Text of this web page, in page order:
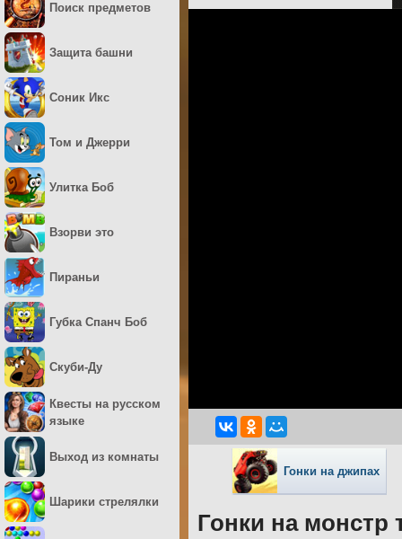
Гонки на джипах
Гонки на монстр
Поиск предметов
Защита башни
Соник Икс
Том и Джерри
Улитка Боб
Взорви это
Пираньи
Губка Спанч Боб
Скуби-Ду
Квесты на русском
языке
Выход из комнаты
Шарики стрелялки